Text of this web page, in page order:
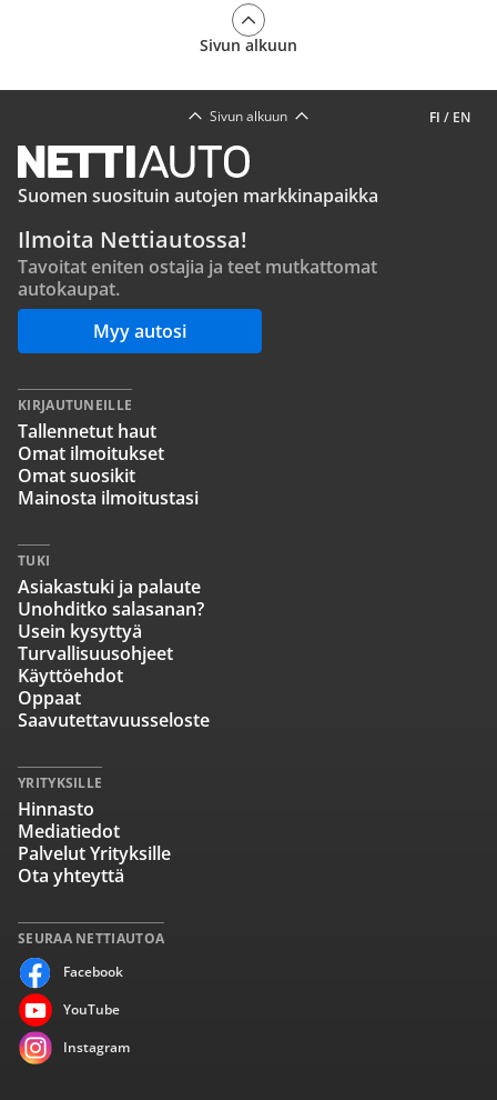
Sivun alkuun
FI / EN
Sivun alkuun
Suomen suosituin autojen markkinapaikka
Ilmoita Nettiautossa!
Tavoitat eniten ostajia ja teet mutkattomat
autokaupat.
Myy autosi
SEURAA NETTIAUTOA
Facebook
YouTube
Instagram
KIRJAUTUNEILLE
Tallennetut haut
Omat ilmoitukset
Omat suosikit
Mainosta ilmoitustasi
TUKI
Asiakastuki ja palaute
Unohditko salasanan?
Usein kysyttyä
Turvallisuusohjeet
Käyttöehdot
Oppaat
Saavutettavuusseloste
YRITYKSILLE
Hinnasto
Mediatiedot
Palvelut Yrityksille
Ota yhteyttä